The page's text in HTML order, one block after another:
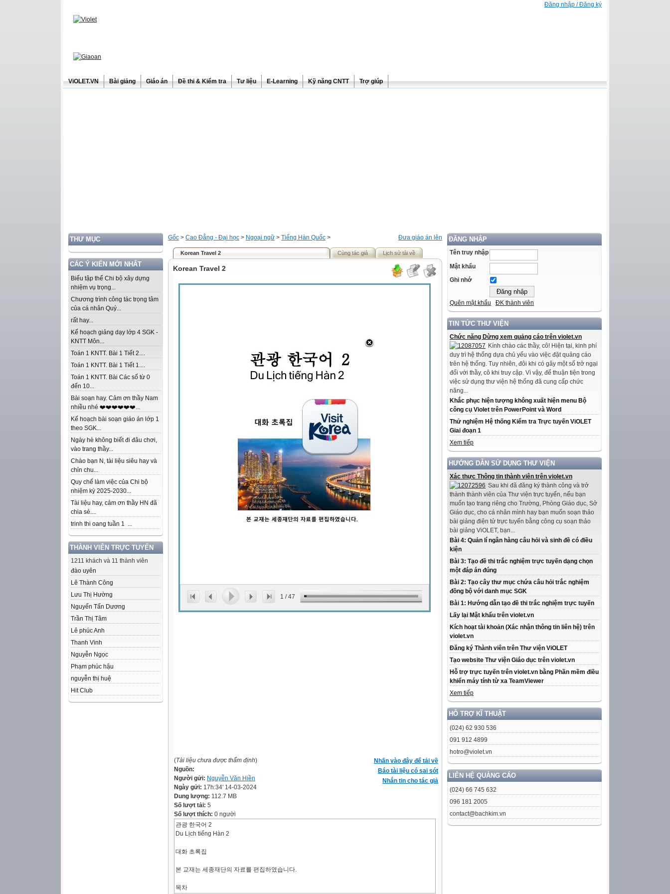
Đăng nhập / Đăng ký
ViOLET.VN Bài giảng Giáo án Đề thi & Kiểm tra Tư liệu E-Learning Kỹ năng CNTT Trợ giúp
THƯ MỤC
CÁC Ý KIẾN MỚI NHẤT
Biểu tập thể Chi bộ xây dựng
nhiệm vụ trọng...
Chương trình công tác trọng tâm
của cá nhân Quý...
rất hay...
Kế hoạch giảng dạy lớp 4 SGK -
KNTT Môn...
Toán 1 KNTT. Bài 1 Tiết 2....
Toán 1 KNTT. Bài 1 Tiết 1....
Toán 1 KNTT. Bài Các số từ 0
đến 10...
Bài soạn hay. Cảm ơn thầy Nam
nhiều nhé ❤️❤️❤️❤️❤️❤️...
Kế hoạch bài soạn giáo án lớp 1
theo SGK...
Ngày hè không biết đi đâu chơi,
vào trang thầy...
Chào bạn N, tài liệu siêu hay và
chỉn chu...
Quy chế làm việc của Chi bộ
nhiệm kỳ 2025-2030...
Tài liệu hay, cảm ơn thầy HN đã
chia sẻ....
trinh thi oang tuần 1 ...
THÀNH VIÊN TRỰC TUYẾN
1211 khách và 11 thành viên
đào uyên
Lê Thành Công
Lưu Thị Hường
Nguyển Tấn Dương
Trần Thị Tâm
Lê phúc Anh
Thanh Vinh
Nguyễn Ngọc
Phạm phúc hậu
nguyễn thị huệ
Hit Club
ĐĂNG NHẬP
Tên truy nhập
Mật khẩu
Ghi nhớ
Quên mật khẩu ĐK thành viên
TIN TỨC THƯ VIỆN
Chức năng Dừng xem quảng cáo trên violet.vn
Kính chào các thầy, cô! Hiện tại, kinh phí
duy trì hệ thống dựa chủ yếu vào việc đặt quảng cáo
trên hệ thống. Tuy nhiên, đôi khi có gây một số trở ngại
đối với thầy, cô khi truy cập. Vì vậy, để thuận tiện trong
việc sử dụng thư viện hệ thống đã cung cấp chức
năng...
Khắc phục hiện tượng không xuất hiện menu Bộ
công cụ Violet trên PowerPoint và Word
Thử nghiệm Hệ thống Kiểm tra Trực tuyến ViOLET
Giai đoạn 1
Xem tiếp
HƯỚNG DẪN SỬ DỤNG THƯ VIỆN
Xác thực Thông tin thành viên trên violet.vn
Sau khi đã đăng ký thành công và trở
thành thành viên của Thư viện trực tuyến, nếu bạn
muốn tạo trang riêng cho Trường, Phòng Giáo dục, Sở
Giáo dục, cho cá nhân mình hay bạn muốn soạn thảo
bài giảng điện tử trực tuyến bằng công cụ soạn thảo
bài giảng ViOLET, bạn...
Bài 4: Quản lí ngân hàng câu hỏi và sinh đề có điều
kiện
Bài 3: Tạo đề thi trắc nghiệm trực tuyến dạng chọn
một đáp án đúng
Bài 2: Tạo cây thư mục chứa câu hỏi trắc nghiệm
đồng bộ với danh mục SGK
Bài 1: Hướng dẫn tạo đề thi trắc nghiệm trực tuyến
Lấy lại Mật khẩu trên violet.vn
Kích hoạt tài khoản (Xác nhận thông tin liên hệ) trên
violet.vn
Đăng ký Thành viên trên Thư viện ViOLET
Tạo website Thư viện Giáo dục trên violet.vn
Hỗ trợ trực tuyến trên violet.vn bằng Phần mềm điều
khiển máy tính từ xa TeamViewer
Xem tiếp
HỖ TRỢ KĨ THUẬT
(024) 62 930 536
091 912 4899
hotro@violet.vn
LIÊN HỆ QUẢNG CÁO
(024) 66 745 632
096 181 2005
contact@bachkim.vn
Đưa giáo án lên
Gốc > Cao Đẳng - Đại học > Ngoại ngữ > Tiếng Hàn Quốc >
Korean Travel 2 Cùng tác giả Lịch sử tải về
Korean Travel 2
1 /47
Nhấn vào đây để tải về
Báo tài liệu có sai sót
Nhắn tin cho tác giả
(Tài liệu chưa được thẩm định)
Nguồn:
Người gửi: Nguyễn Văn Hiền
Ngày gửi: 17h:34' 14-03-2024
Dung lượng: 112.7 MB
Số lượt tải: 5
Số lượt thích: 0 người
관광 한국어 2
Du Lịch tiếng Hàn 2
대화 초록집
본 교재는 세종재단의 자료를 편집하였습니다.
목차